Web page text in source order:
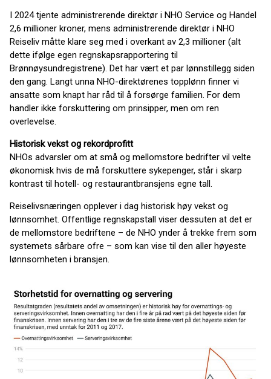
I 2024 tjente administrerende direktør i NHO Service og Handel
2,6 millioner kroner, mens administrerende direktør i NHO
Reiseliv måtte klare seg med i overkant av 2,3 millioner (alt
dette ifølge egen regnskapsrapportering til
Brønnøysundregistrene). Det har vært et par lønnstillegg siden
den gang. Langt unna NHO-direktørenes topplønn finner vi
ansatte som knapt har råd til å forsørge familien. For dem
handler ikke forskuttering om prinsipper, men om ren
overlevelse.
Historisk vekst og rekordprofitt
NHOs advarsler om at små og mellomstore bedrifter vil velte
økonomisk hvis de må forskuttere sykepenger, står i skarp
kontrast til hotell- og restaurantbransjens egne tall.
Reiselivsnæringen opplever i dag historisk høy vekst og
lønnsomhet. Offentlige regnskapstall viser dessuten at det er
de mellomstore bedriftene – de NHO ynder å trekke frem som
systemets sårbare ofre – som kan vise til den aller høyeste
lønnsomheten i bransjen.